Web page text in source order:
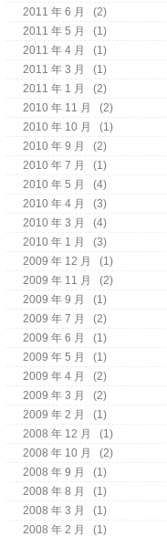
2011 年 6 月
(2)
2011 年 5 月
(1)
2011 年 4 月
(1)
2011 年 3 月
(1)
2011 年 1 月
(2)
2010 年 11 月
(2)
2010 年 10 月
(1)
2010 年 9 月
(2)
2010 年 7 月
(1)
2010 年 5 月
(4)
2010 年 4 月
(3)
2010 年 3 月
(4)
2010 年 1 月
(3)
2009 年 12 月
(1)
2009 年 11 月
(2)
2009 年 9 月
(1)
2009 年 7 月
(2)
2009 年 6 月
(1)
2009 年 5 月
(1)
2009 年 4 月
(2)
2009 年 3 月
(2)
2009 年 2 月
(1)
2008 年 12 月
(1)
2008 年 10 月
(2)
2008 年 9 月
(1)
2008 年 8 月
(1)
2008 年 3 月
(1)
2008 年 2 月
(1)